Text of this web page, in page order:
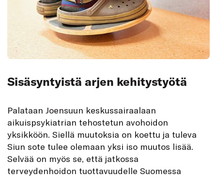
Sisäsyntyistä arjen kehitystyötä
Palataan Joensuun keskussairaalaan
aikuispsykiatrian tehostetun avohoidon
yksikköön. Siellä muutoksia on koettu ja tuleva
Siun sote tulee olemaan yksi iso muutos lisää.
Selvää on myös se, että jatkossa
terveydenhoidon tuottavuudelle Suomessa